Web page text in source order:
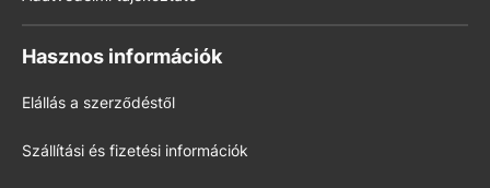
Hasznos információk
Elállás a szerződéstől
Szállítási és fizetési információk